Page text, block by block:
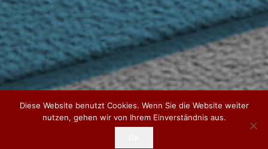
Diese Website benutzt Cookies. Wenn Sie die Website weiter
nutzen, gehen wir von Ihrem Einverständnis aus.